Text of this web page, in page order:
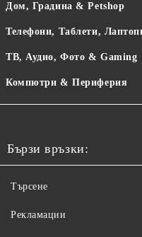
Дом, Градина & Petshop
Телефони, Таблети,
ТВ, Аудио, Фото & Gaming
Компютри & Периферия
Бързи връзки:
Търсене
Рекламации